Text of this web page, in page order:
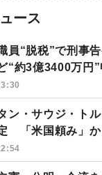
ース
員“脱税”で刑事
“約3億3400万円
ン・サウジ・ト
「米国頼み」